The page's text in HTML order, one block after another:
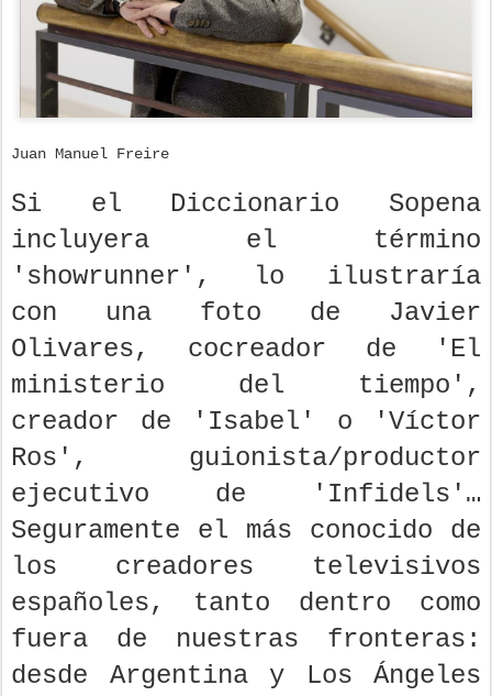
Juan Manuel Freire
Si el Diccionario Sopena
incluyera el término
'showrunner', lo ilustraría
con una foto de Javier
Olivares, cocreador de 'El
ministerio del tiempo',
creador de 'Isabel' o 'Víctor
Ros', guionista/productor
ejecutivo de 'Infidels'…
Seguramente el más conocido de
los creadores televisivos
españoles, tanto dentro como
fuera de nuestras fronteras:
desde Argentina y Los Ángeles